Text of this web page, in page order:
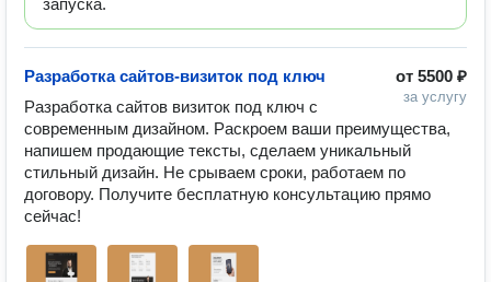
запуска.
от 5500 ₽
за услугу
Разработка сайтов-визиток под ключ
Разработка сайтов визиток под ключ с
современным дизайном. Раскроем ваши преимущества,
напишем продающие тексты, сделаем уникальный
стильный дизайн. Не срываем сроки, работаем по
договору. Получите бесплатную консультацию прямо
сейчас!